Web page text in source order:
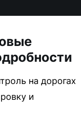
на дорогах
и